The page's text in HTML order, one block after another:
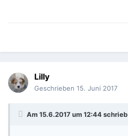
Lilly
Geschrieben 15. Juni 2017
Am 15.6.2017 um 12:44 schrieb